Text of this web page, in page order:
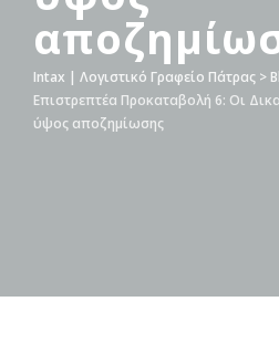
Intax | Λογιστικό Γραφείο Πάτρας >
Επιστρεπτέα Προκαταβολή 6: Οι
ύψος αποζημίωσης